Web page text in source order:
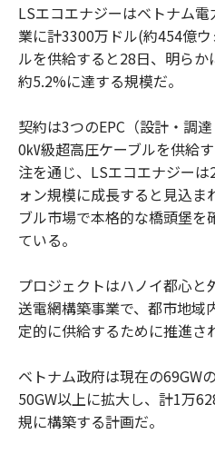
LSエコエナジーはベトナム
業に計3300万ドル(約454億
ルを供給すると28日、明ら
約5.2%に達する規模だ。
契約は3つのEPC（設計・調
0㎸級超高圧ケーブルを供給
注を通じ、LSエコエナジー
ォン規模に成長すると見込ま
ブル市場で本格的な橋頭堡
ている。
プロジェクトはハノイ都心
送電網構築事業で、都市地域
定的に供給するために推進さ
ベトナム政府は現在の69GW
50GW以上に拡大し、計1万
規に構築する計画だ。